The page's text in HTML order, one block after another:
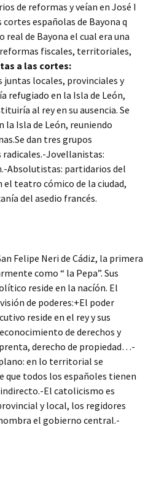
de reformas y veían en José I
españolas de Bayona q
de Bayona el cual era una
fiscales, territoriales,
a las cortes:
locales, provinciales y
refugiado en la Isla de León,
al rey en su ausencia. Se
la Isla de León, reuniendo
dan tres grupos
Jovellanistas:
Absolutistas: partidarios del
teatro cómico de la ciudad,
del asedio francés.
Felipe Neri de Cádiz, la primera
como “ la Pepa”. Sus
reside en la nacíón. El
de poderes:+El poder
reside en el rey y sus
de derechos y
derecho de propiedad…-
en lo territorial se
que todos los españoles tienen
El catolicismo es
y local, los regidores
el gobierno central.-